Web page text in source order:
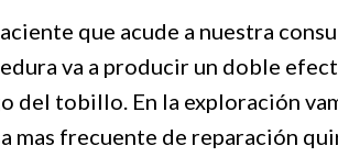
que acude a nuestra
va a producir un doble
del tobillo. En la exploración
mas frecuente de reparación